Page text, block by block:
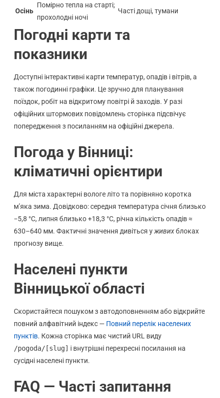
Осінь
Помірно тепла на старті;
прохолодні ночі
Часті дощі, тумани
Погодні карти та
показники
Доступні інтерактивні карти температур, опадів і вітрів, а
також погодинні графіки. Це зручно для планування
поїздок, робіт на відкритому повітрі й заходів. У разі
офіційних штормових повідомлень сторінка підсвічує
попередження з посиланням на офіційні джерела.
Погода у Вінниці:
кліматичні орієнтири
Для міста характерні вологе літо та порівняно коротка
м’яка зима. Довідково: середня температура січня близько
−5,8 °C, липня близько +18,3 °C, річна кількість опадів ≈
630–640 мм. Фактичні значення дивіться уживихблоках
прогнозу вище.
Населені пункти
Вінницької області
Скористайтеся пошуком з автодоповненням або відкрийте
повний алфавітний індекс — Повний перелік населених
пунктів. Кожна сторінка має чистий URL виду
/pogoda/[slug] і внутрішні перехресні посилання на
сусідні населені пункти.
FAQ — Часті запитання